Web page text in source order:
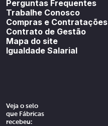
Perguntas Frequentes
Trabalhe Conosco
Compras e Contratações
Contrato de Gestão
Mapa do site
Igualdade Salarial
Veja o selo
que Fábricas
recebeu: